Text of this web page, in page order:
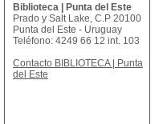
Biblioteca | Punta del Este
Prado y Salt Lake, C.P 20100
Punta del Este - Uruguay
Teléfono: 4249 66 12 int. 103
Contacto BIBLIOTECA | Punta
del Este